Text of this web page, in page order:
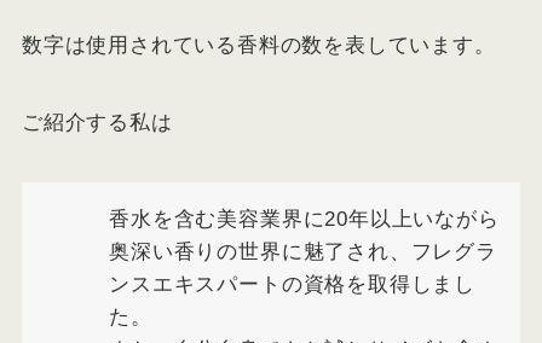
数字は使用されている香料の数を表しています。
ご紹介する私は
香水を含む美容業界に20年以上いながら
奥深い香りの世界に魅了され、フレグラ
ンスエキスパートの資格を取得しまし
た。